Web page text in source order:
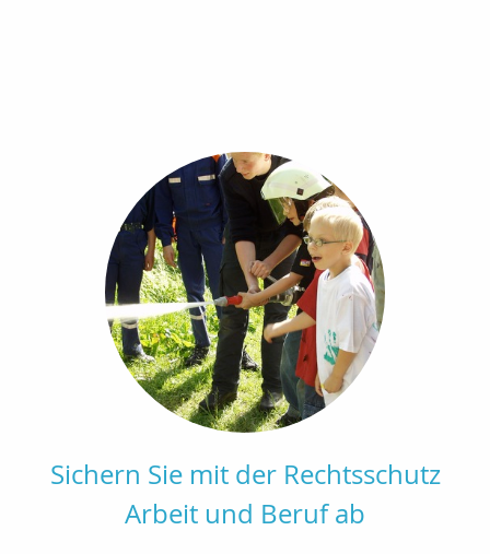
Sichern Sie mit der Rechtsschutz
Arbeit und Beruf ab